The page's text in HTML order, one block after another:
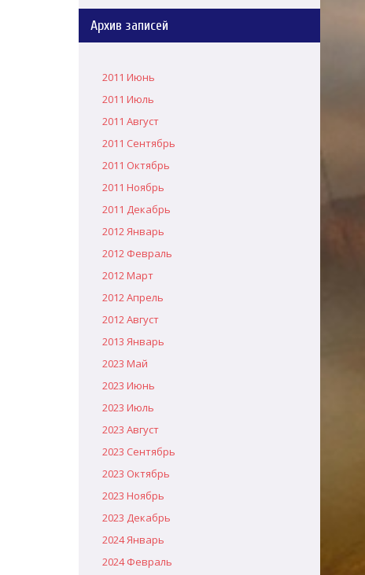
Архив записей
2011 Июнь
2011 Июль
2011 Август
2011 Сентябрь
2011 Октябрь
2011 Ноябрь
2011 Декабрь
2012 Январь
2012 Февраль
2012 Март
2012 Апрель
2012 Август
2013 Январь
2023 Май
2023 Июнь
2023 Июль
2023 Август
2023 Сентябрь
2023 Октябрь
2023 Ноябрь
2023 Декабрь
2024 Январь
2024 Февраль